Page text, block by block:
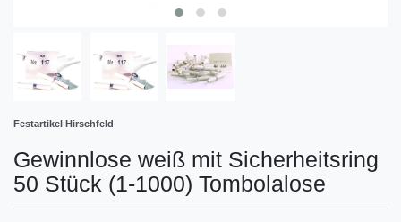
Festartikel Hirschfeld
Gewinnlose weiß mit Sicherheitsring
50 Stück (1-1000) Tombolalose